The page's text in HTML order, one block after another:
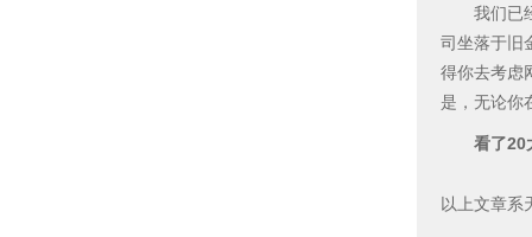
我们已经
司坐落于旧
得你去考虑
是，无论你
看了20
以上文章系